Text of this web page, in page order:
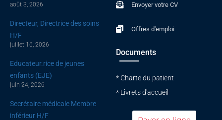
août 3, 2026
Directeur, Directrice des soins
H/F
juillet 16, 2026
Educateur.rice de jeunes
enfants (EJE)
juin 24, 2026
Secrétaire médicale Membre
inférieur H/F
Envoyer votre CV
Offres d'emploi
Documents
* Charte du patient
* Livrets d'accueil